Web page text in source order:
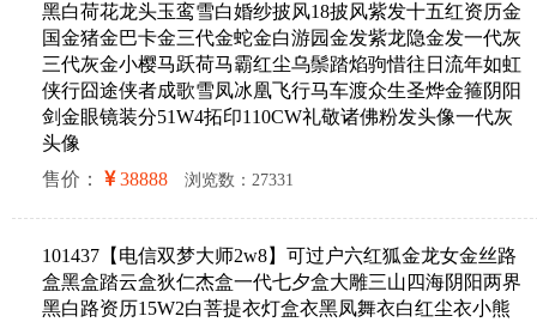
黑白荷花龙头玉鸾雪白婚纱披风18披风紫发十五红资历金
国金猪金巴卡金三代金蛇金白游园金发紫龙隐金发一代灰
三代灰金小樱马跃荷马霸红尘乌鬃踏焰驹惜往日流年如虹
侠行囧途侠者成歌雪凤冰凰飞行马车渡众生圣烨金箍阴阳
剑金眼镜装分51W4拓印110CW礼敬诸佛粉发头像一代灰
头像
售价：
38888 浏览数：27331
101437【电信双梦大师2w8】可过户六红狐金龙女金丝路
盒黑盒踏云盒狄仁杰盒一代七夕盒大雕三山四海阴阳两界
黑白路资历15W2白菩提衣灯盒衣黑凤舞衣白红尘衣小熊